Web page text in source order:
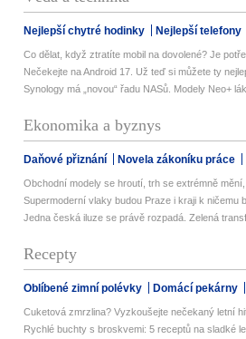
Nejlepší chytré hodinky Nejlepší telefony
Co dělat, když ztratíte mobil na dovolené? Je
Nečekejte na Android 17. Už teď si můžete ty
Synology má „novou“ řadu NASů. Modely Neo+
Ekonomika a byznys
Daňové přiznání Novela zákoníku práce
Obchodní modely se hroutí, trh se extrémně
Supermoderní vlaky budou Praze i kraji k ničemu
Jedna česká iluze se právě rozpadá. Zelená
Recepty
Oblíbené zimní polévky Domácí pekárny
Cuketová zmrzlina? Vyzkoušejte nečekaný letní
Rychlé buchty s broskvemi: 5 receptů na sladké